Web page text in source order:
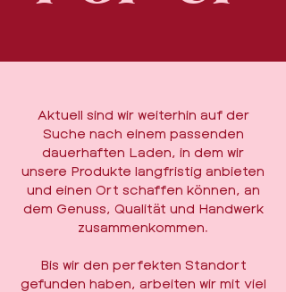
Aktuell sind wir weiterhin auf der
Suche nach einem passenden
dauerhaften Laden, in dem wir
unsere Produkte langfristig anbieten
und einen Ort schaffen können, an
dem Genuss, Qualität und Handwerk
zusammenkommen.
Bis wir den perfekten Standort
gefunden haben, arbeiten wir mit viel